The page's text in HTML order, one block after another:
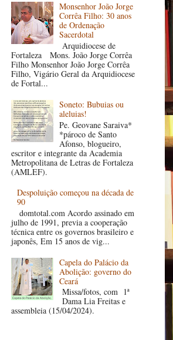
Monsenhor João Jorge
Corrêa Filho: 30 anos
de Ordenação
Sacerdotal
Arquidiocese de
Fortaleza Mons. João Jorge Corrêa
Filho Monsenhor João Jorge Corrêa
Filho, Vigário Geral da Arquidiocese
de Fortal...
Soneto: Bubuias ou
aleluias!
Pe. Geovane Saraiva*
*pároco de Santo
Afonso, blogueiro,
escritor e integrante da Academia
Metropolitana de Letras de Fortaleza
(AMLEF).
Despoluição começou na década de
90
domtotal.com Acordo assinado em
julho de 1991, previa a cooperação
técnica entre os governos brasileiro e
japonês, Em 15 anos de vig...
Capela do Palácio da
Abolição: governo do
Ceará
Missa/fotos, com 1ª
Dama Lia Freitas e
assembleia (15/04/2024).